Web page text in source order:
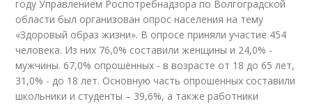
году Управлением Роспотребнадзора по Волгоградской
области был организован опрос населения на тему
«Здоровый образ жизни». В опросе приняли участие 454
человека. Из них 76,0% составили женщины и 24,0% -
мужчины. 67,0% опрошенных - в возрасте от 18 до 65 лет,
31,0% - до 18 лет. Основную часть опрошенных составили
школьники и студенты – 39,6%, а также работники